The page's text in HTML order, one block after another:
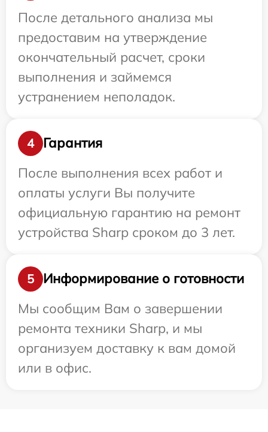
После детального анализа мы
предоставим на утверждение
окончательный расчет, сроки
выполнения и займемся
устранением неполадок.
4
Гарантия
После выполнения всех работ и
оплаты услуги Вы получите
официальную гарантию на ремонт
устройства Sharp сроком до 3 лет.
5
Информирование о готовности
Мы сообщим Вам о завершении
ремонта техники Sharp, и мы
организуем доставку к вам домой
или в офис.